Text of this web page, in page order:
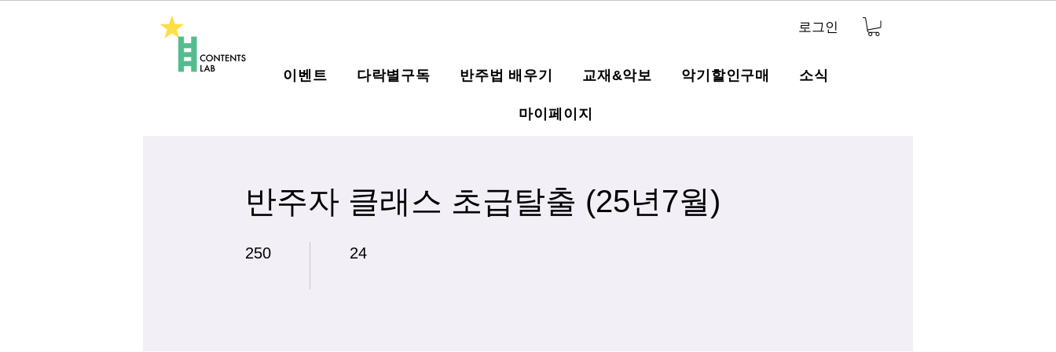
로그인
이벤트 다락별구독 반주법 배우기 교재&악보 악기할인구매 소식
마이페이지
반주자 클래스 초급탈출 (25년7월)
250
250 undefined 24
24 undefined